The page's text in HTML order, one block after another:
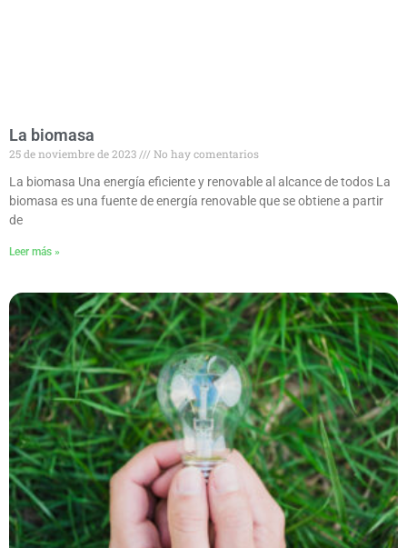
La biomasa
25 de noviembre de 2023
No hay comentarios
La biomasa Una energía eficiente y renovable al alcance de todos La
biomasa es una fuente de energía renovable que se obtiene a partir
de
Leer más »